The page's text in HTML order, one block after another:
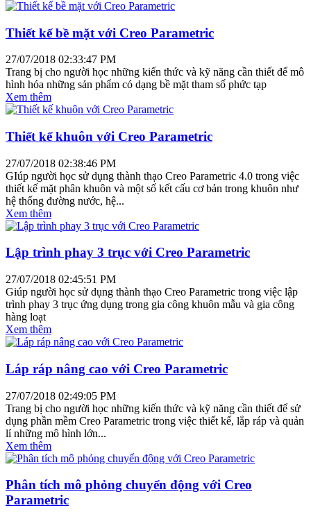
Thiết kế bề mặt với Creo Parametric
27/07/2018 02:33:47 PM
Trang bị cho người học những kiến thức và kỹ năng cần thiết để mô
hình hóa những sản phẩm có dạng bề mặt tham số phức tạp
Xem thêm
Thiết kế khuôn với Creo Parametric
27/07/2018 02:38:46 PM
GIúp người học sử dụng thành thạo Creo Parametric 4.0 trong việc
thiết kế mặt phân khuôn và một số kết cấu cơ bản trong khuôn như
hệ thống đường nước, hệ...
Xem thêm
Lập trình phay 3 trục với Creo Parametric
27/07/2018 02:45:51 PM
Giúp người học sử dụng thành thạo Creo Parametric trong việc lập
trình phay 3 trục ứng dụng trong gia công khuôn mẫu và gia công
hàng loạt
Xem thêm
Láp ráp nâng cao với Creo Parametric
27/07/2018 02:49:05 PM
Trang bị cho người học những kiến thức và kỹ năng cần thiết để sử
dụng phần mềm Creo Parametric trong việc thiết kế, lắp ráp và quản
lí những mô hình lớn...
Xem thêm
Phân tích mô phỏng chuyển động với Creo
Parametric